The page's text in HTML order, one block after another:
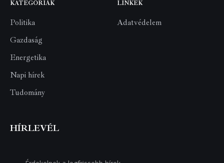
KATEGÓRIÁK
Politika
Gazdaság
Energetika
Napi hírek
Tudomány
LINKEK
Adatvédelem
HÍRLEVÉL